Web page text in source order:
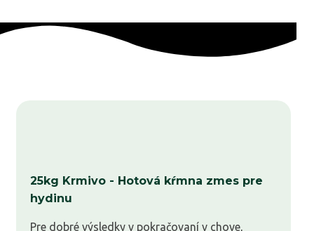
25kg Krmivo - Hotová kŕmna zmes pre
hydinu
Pre dobré výsledky v pokračovaní v chove,